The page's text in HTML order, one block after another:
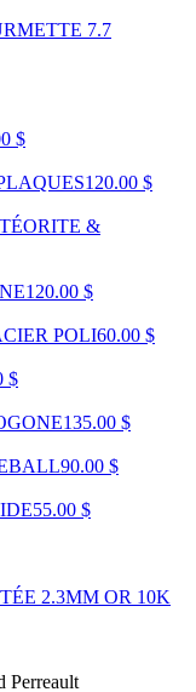
7.7
$
120.00 $
&
120.00 $
POLI60.00 $
$
135.00 $
90.00 $
55.00 $
2.3MM OR 10K
Perreault